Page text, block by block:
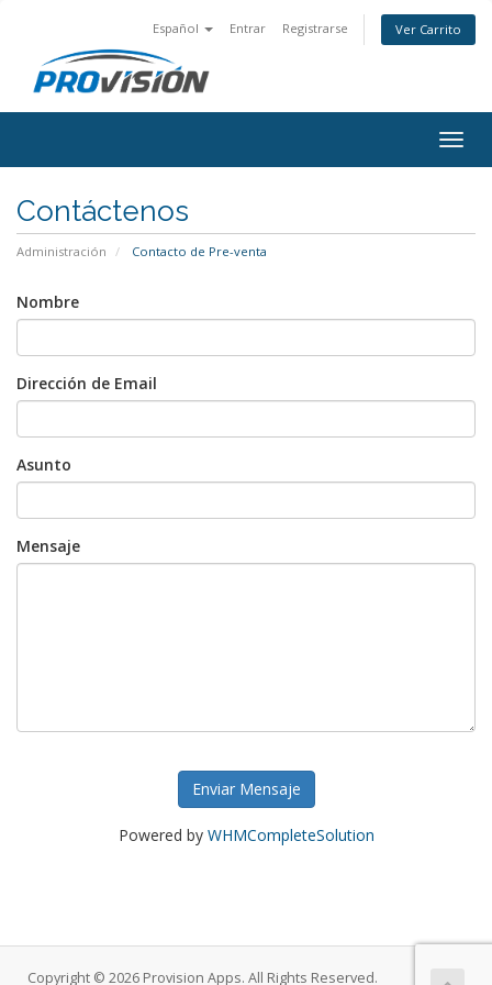
Español Entrar Registrarse Ver Carrito
Contáctenos
Administración Contacto de Pre-venta
Nombre
Dirección de Email
Asunto
Mensaje
Enviar Mensaje
Powered by WHMCompleteSolution
Copyright © 2026 Provision Apps. All Rights Reserved.